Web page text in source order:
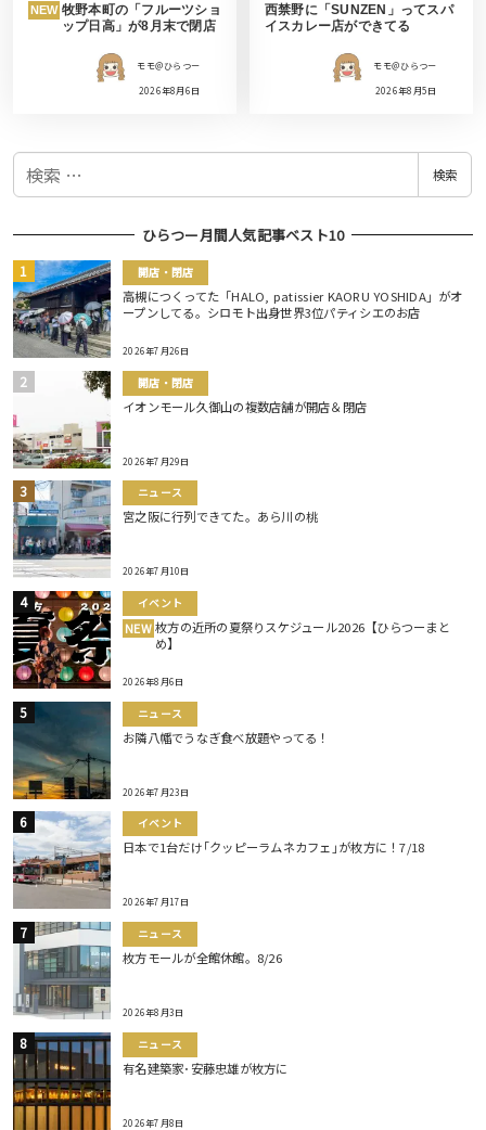
NEW 牧野本町の「フルーツショ
ップ日高」が8月末で閉店
モモ＠ひらつー
2026年8月6日
西禁野に「SUNZEN」ってスパ
イスカレー店ができてる
モモ＠ひらつー
2026年8月5日
検
検索
ひらつー月間人気記事ベスト10
開店・閉店
高槻につくってた「HALO, patissier KAORU YOSHIDA」がオ
ープンしてる。シロモト出身世界3位パティシエのお店
2026年7月26日
開店・閉店
イオンモール久御山の複数店舗が開店＆閉店
2026年7月29日
ニュース
宮之阪に行列できてた。あら川の桃
2026年7月10日
イベント
NEW 枚方の近所の夏祭りスケジュール2026【ひらつーまと
め】
2026年8月6日
ニュース
お隣八幡でうなぎ食べ放題やってる！
2026年7月23日
イベント
日本で1台だけ｢クッピーラムネカフェ｣が枚方に！7/18
2026年7月17日
ニュース
枚方モールが全館休館。8/26
2026年8月3日
ニュース
有名建築家･安藤忠雄が枚方に
2026年7月8日